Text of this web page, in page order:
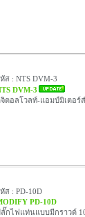
ส : NTS DVM-3
DVM-3
ตอลโวลท์-แอมป์มิเตอร์ส
ส : PD-10D
PD-10D
กไฟแท่นแบบมีกราวด์